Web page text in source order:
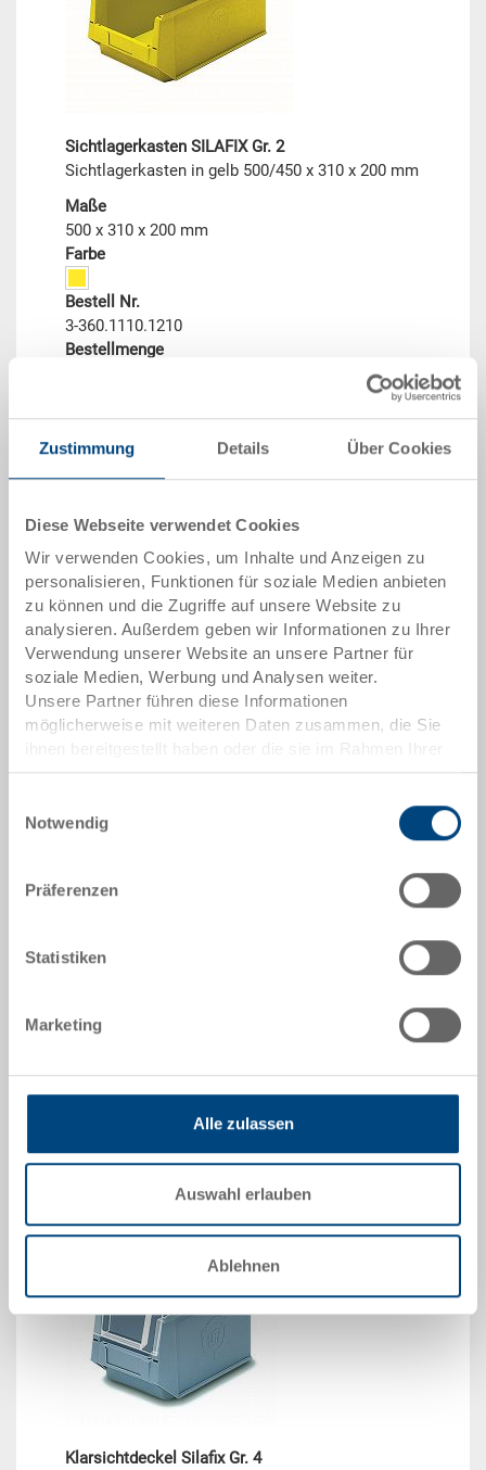
Zustimmung Details Über Cookies
Diese Webseite verwendet Cookies
Wir verwenden Cookies, um Inhalte und Anzeigen zu
personalisieren, Funktionen für soziale Medien anbieten
zu können und die Zugriffe auf unsere Website zu
analysieren. Außerdem geben wir Informationen zu Ihrer
Verwendung unserer Website an unsere Partner für
soziale Medien, Werbung und Analysen weiter.
Unsere Partner führen diese Informationen
möglicherweise mit weiteren Daten zusammen, die Sie
Nutzung der Dienste gesammelt haben.
Notwendig
Präferenzen
Statistiken
Marketing
Alle zulassen
Auswahl erlauben
Ablehnen
Sichtlagerkasten SILAFIX Gr. 2
Sichtlagerkasten in gelb 500/450 x 310 x 200 mm
Maße
500 x 310 x 200 mm
Farbe
Bestell Nr.
3-360.1110.1210
Bestellmenge
Sofort lieferbar
Preis
Klarsichtdeckel SILAFIX Gr. 5
170 x 102 mm
Bestell Nr.
ab 1 Stück
Sofort lieferbar
Preis
zum Produkt
Klarsichtdeckel Silafix Gr. 4